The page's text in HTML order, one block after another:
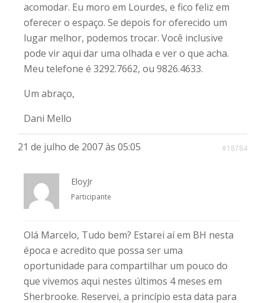
acomodar. Eu moro em Lourdes, e fico feliz em
oferecer o espaço. Se depois for oferecido um
lugar melhor, podemos trocar. Você inclusive
pode vir aqui dar uma olhada e ver o que acha.
Meu telefone é 3292.7662, ou 9826.4633.
Um abraço,
Dani Mello
21 de julho de 2007 às 05:05 #18784
EloyJr
Participante
Olá Marcelo, Tudo bem? Estarei aí em BH nesta
época e acredito que possa ser uma
oportunidade para compartilhar um pouco do
que vivemos aqui nestes últimos 4 meses em
Sherbrooke. Reservei, a princípio esta data para